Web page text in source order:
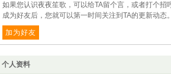
如果您认识夜夜笙歌，可以给TA留个言，或者打个招
成为好友后，您就可以第一时间关注到TA的更新动态。
加为好友
个人资料